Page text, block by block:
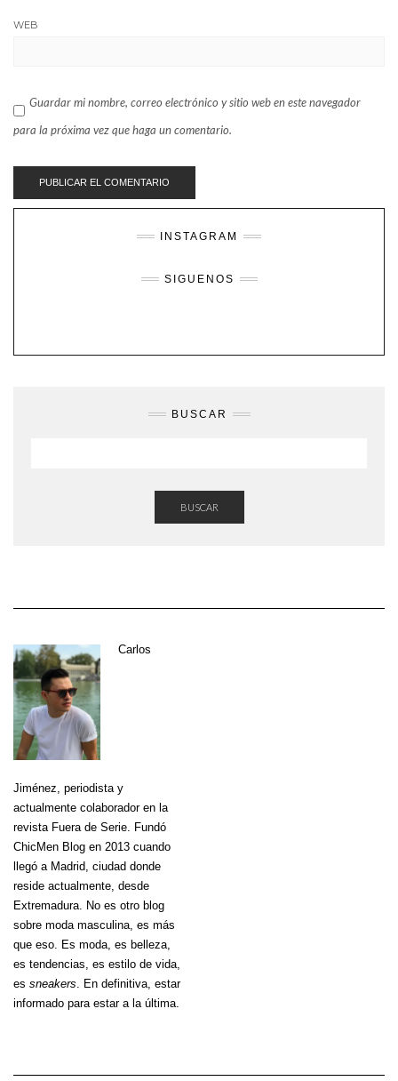
WEB
Guardar mi nombre, correo electrónico y sitio web en este navegador
para la próxima vez que haga un comentario.
INSTAGRAM
SIGUENOS
BUSCAR
BUSCAR
Carlos
Jiménez , periodista y
actualmente colaborador en la
revista Fuera de Serie. Fundó
ChicMen Blog en 2013 cuando
llegó a Madrid, ciudad donde
reside actualmente, desde
Extremadura. No es otro blog
sobre moda masculina, es más
que eso. Es moda, es belleza,
es tendencias, es estilo de vida,
es sneakers . En definitiva, estar
informado para estar a la última.